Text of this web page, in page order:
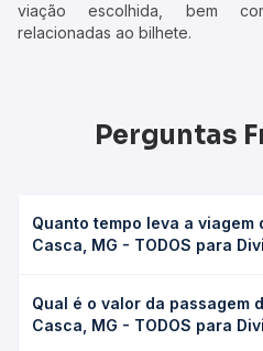
viação escolhida, bem
relacionadas ao bilhete.
Perguntas
Quanto tempo leva a viagem
Casca, MG - TODOS para
Divino, MG - TODOS leva em
variar conforme a viação, o
Qual é o valor da passagem
Casca, MG - TODOS para